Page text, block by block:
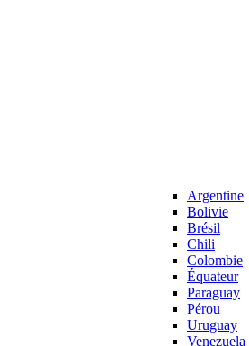
Argentine
Bolivie
Brésil
Chili
Colombie
Équateur
Paraguay
Pérou
Uruguay
Venezuela